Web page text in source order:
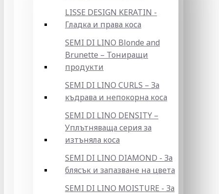
LISSE DESIGN KERATIN -
Гладка и права коса
SEMI DI LINO Blonde and
Brunette – Тониращи
продукти
SEMI DI LINO CURLS – За
къдрава и непокорна коса
SEMI DI LINO DENSITY –
Уплътняваща серия за
изтъняла коса
SEMI DI LINO DIAMOND - За
блясък и запазване на цвета
SEMI DI LINO MOISTURE - За